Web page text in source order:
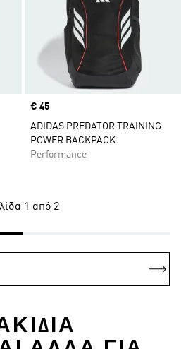
Price
€ 45
ADIDAS PREDATOR TRAINING
POWER BACKPACK
Performance
1 από 2